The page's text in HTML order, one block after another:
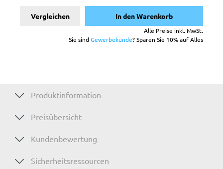
Vergleichen In den Warenkorb
Alle Preise inkl. MwSt.
Sie sindGewerbekunde? Sparen Sie 10% auf Alles
Produktinformation
Preisübersicht
Kundenbewertung
Sicherheitsressourcen